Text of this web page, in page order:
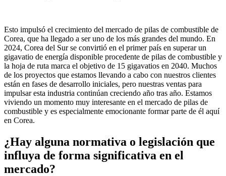
Esto impulsó el crecimiento del mercado de pilas de combustible de
Corea, que ha llegado a ser uno de los más grandes del mundo. En
2024, Corea del Sur se convirtió en el primer país en superar un
gigavatio de energía disponible procedente de pilas de combustible y
la hoja de ruta marca el objetivo de 15 gigavatios en 2040. Muchos
de los proyectos que estamos llevando a cabo con nuestros clientes
están en fases de desarrollo iniciales, pero nuestras ventas para
impulsar esta industria continúan creciendo año tras año. Estamos
viviendo un momento muy interesante en el mercado de pilas de
combustible y es especialmente emocionante formar parte de él aquí
en Corea.
¿Hay alguna normativa o legislación que
influya de forma significativa en el
mercado?